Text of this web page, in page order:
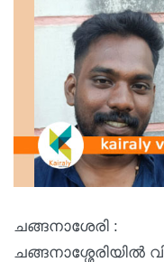
ചങ്ങനാശേരി :
ചങ്ങനാശ്ശേരിയിൽ